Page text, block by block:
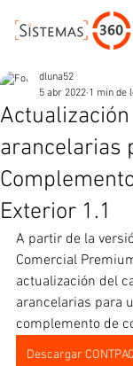
arancelarias
Exterior 1.1
dluna52
5 abr 2022 1 min de
A partir de la
Comercial
actualización del
arancelarias para
complemento de